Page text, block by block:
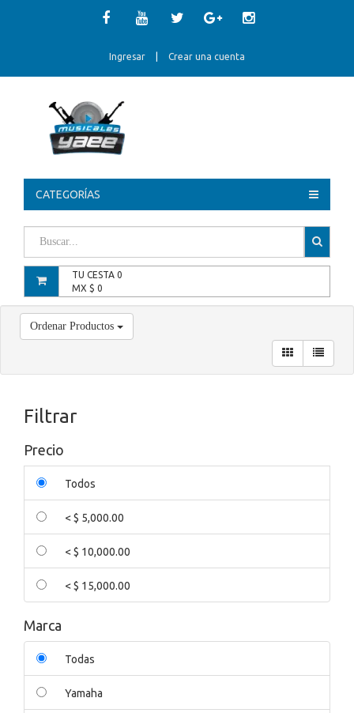
Ingresar Crear una cuenta
CATEGORÍAS
TU CESTA 0
MX $ 0
Ordenar Productos
Filtrar
Precio
Todos
< $ 5,000.00
< $ 10,000.00
< $ 15,000.00
Marca
Todas
Yamaha